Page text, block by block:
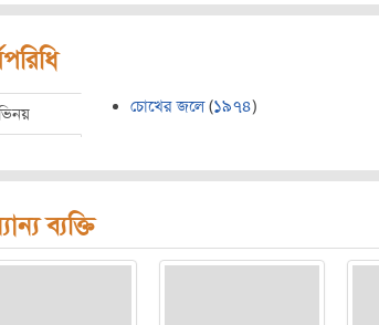
চোখের জলে(১৯৭৪)
ব্যক্তি